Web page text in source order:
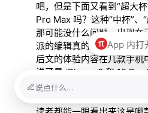
吧，但是下面又看到“超大
Pro Max 吗？这种“中杯”、
那可能没什么问题，出现
派的编辑真的审过文章了吗
后文的体验内容在几款手
说了是 iPhone 8 和 12 Pro
到是哪一款手机了，让人看
还有“暗夜紫中杯”、“钛原
说点什么...
App 内打